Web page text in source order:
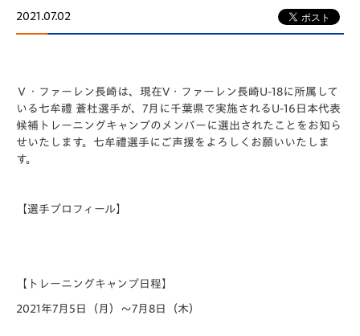
2021.07.02
Ｖ・ファーレン長崎は、現在V・ファーレン長崎U-18に所属して
いる七牟禮 蒼杜選手が、7月に千葉県で実施されるU-16日本代表
候補トレーニングキャンプのメンバーに選出されたことをお知ら
せいたします。七牟禮選手にご声援をよろしくお願いいたしま
す。
【選手プロフィール】
【トレーニングキャンプ日程】
2021年7月5日（月）～7月8日（木）